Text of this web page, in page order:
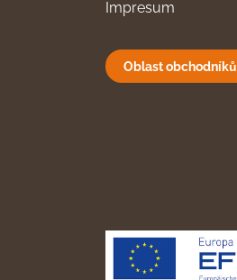
Impresum
Oblast obchodníků